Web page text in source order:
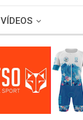
VÍDEOS